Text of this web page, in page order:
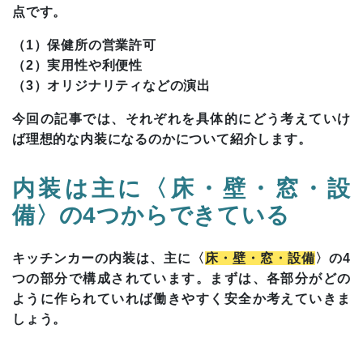
点です。
（1）保健所の営業許可
（2）実用性や利便性
（3）オリジナリティなどの演出
今回の記事では、それぞれを具体的にどう考えていけ
ば理想的な内装になるのかについて紹介します。
内装は主に〈床・壁・窓・設
備〉の4つからできている
キッチンカーの内装は、主に〈 床・壁・窓・設備〉の4
つの部分で構成されています。まずは、各部分がどの
ように作られていれば働きやすく安全か考えていきま
しょう。